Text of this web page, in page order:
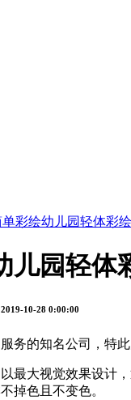
彩绘幼儿园轻体彩
儿园轻
10-28 0:00:00
务的知名公司，特
最大视觉效果设计
掉色且不变色。